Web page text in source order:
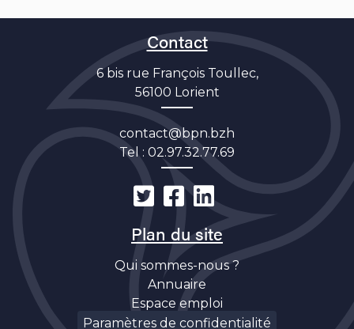
Contact
6 bis rue François Toullec,
56100 Lorient
contact@bpn.bzh
Tel : 02.97.32.77.69
Plan du site
Qui sommes-nous ?
Annuaire
Espace emploi
Découverte
Paramètres de confidentialité